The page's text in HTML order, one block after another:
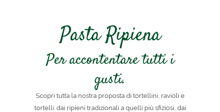
Pasta Ripiena
Per accontentare tutti i
gusti.
Scopri tutta la nostra proposta di tortellini, ravioli e
tortelli: dai ripieni tradizionali a quelli più sfiziosi, dai